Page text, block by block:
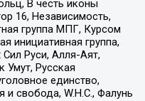
В честь иконы
16, Независимость,
группа МПГ, Курсом
инициативная группа,
Руси, Алля-Аят,
Умут, Русская
единство,
свобода, W.H.С., Фалунь